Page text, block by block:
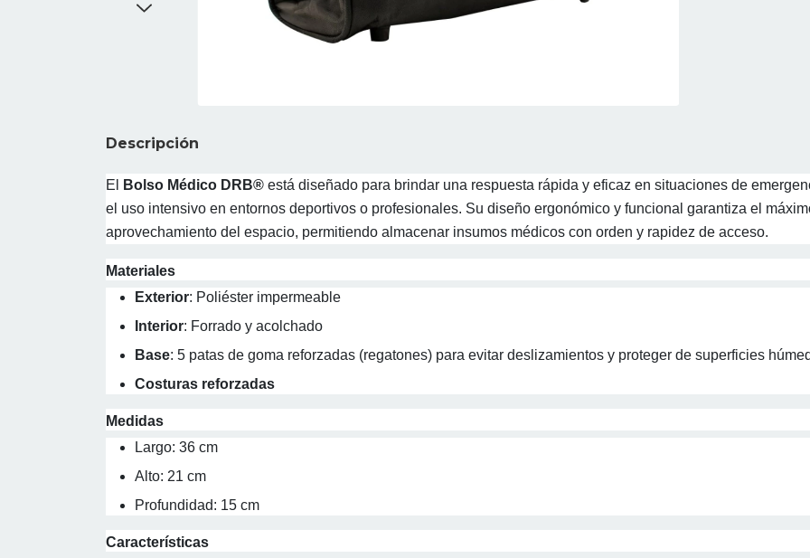
Descripción
El Bolso Médico DRB® está diseñado para brindar una respuesta rápida y eficaz en situaciones de
el uso intensivo en entornos deportivos o profesionales. Su diseño ergonómico y funcional garantiza el
aprovechamiento del espacio, permitiendo almacenar insumos médicos con orden y rapidez de acceso.
Materiales
Exterior: Poliéster impermeable
Interior: Forrado y acolchado
Base: 5 patas de goma reforzadas (regatones) para evitar deslizamientos y proteger de superficies
Costuras reforzadas
Medidas
Largo: 36 cm
Alto: 21 cm
Profundidad: 15 cm
Características